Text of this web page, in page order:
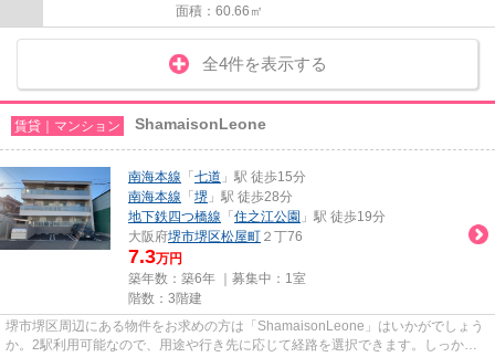
面積：60.66㎡
全4件を表示する
賃貸｜マンション ShamaisonLeone
南海本線 「 七道 」駅 徒歩15分
南海本線 「 堺 」駅 徒歩28分
地下鉄四つ橋線 「 住之江公園 」駅 徒歩19分
大阪府堺市堺区松屋町 ２丁76
7.3万円
築年数：築6年 ｜募集中： 1室
階数：3階建
堺市堺区周辺にある物件をお求めの方は「ShamaisonLeone」はいかがでしょう
か。2駅利用可能なので、用途や行き先に応じて経路を選択できます。しっかり